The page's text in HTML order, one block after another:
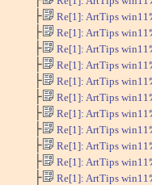
├ Re[1]: ArtTips
├ Re[1]: ArtTips
├ Re[1]: ArtTips
├ Re[1]: ArtTips
├ Re[1]: ArtTips
├ Re[1]: ArtTips
├ Re[1]: ArtTips
├ Re[1]: ArtTips
├ Re[1]: ArtTips
├ Re[1]: ArtTips
├ Re[1]: ArtTips